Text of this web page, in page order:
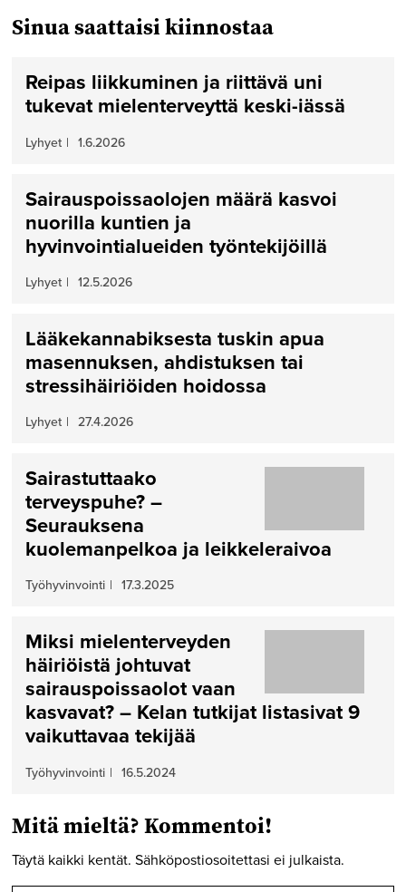
Sinua saattaisi kiinnostaa
Reipas liikkuminen ja riittävä uni
tukevat mielenterveyttä keski-iässä
Lyhyet | 1.6.2026
Sairauspoissaolojen määrä kasvoi
nuorilla kuntien ja
hyvinvointialueiden työntekijöillä
Lyhyet | 12.5.2026
Lääkekannabiksesta tuskin apua
masennuksen, ahdistuksen tai
stressihäiriöiden hoidossa
Lyhyet | 27.4.2026
Sairastuttaako
terveyspuhe? –
Seurauksena
kuolemanpelkoa ja leikkeleraivoa
Työhyvinvointi | 17.3.2025
Miksi mielenterveyden
häiriöistä johtuvat
sairauspoissaolot vaan
kasvavat? – Kelan tutkijat listasivat 9
vaikuttavaa tekijää
Työhyvinvointi | 16.5.2024
Mitä mieltä? Kommentoi!
Täytä kaikki kentät. Sähköpostiosoitettasi ei julkaista.